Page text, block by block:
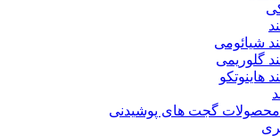
شیائومی
گلوریمی
گجت های پوشیدنی